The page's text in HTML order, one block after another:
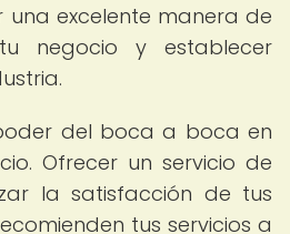
una excelente manera de
negocio y establecer
del boca a boca en
Ofrecer un servicio de
la satisfacción de tus
tus servicios a